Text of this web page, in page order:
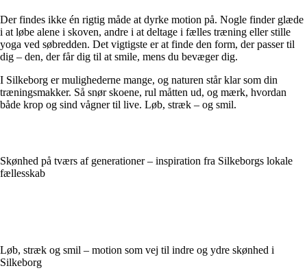
Der findes ikke én rigtig måde at dyrke motion på. Nogle finder glæde
i at løbe alene i skoven, andre i at deltage i fælles træning eller stille
yoga ved søbredden. Det vigtigste er at finde den form, der passer til
dig – den, der får dig til at smile, mens du bevæger dig.
I Silkeborg er mulighederne mange, og naturen står klar som din
træningsmakker. Så snør skoene, rul måtten ud, og mærk, hvordan
både krop og sind vågner til live. Løb, stræk – og smil.
Skønhed på tværs af generationer – inspiration fra Silkeborgs lokale
fællesskab
Løb, stræk og smil – motion som vej til indre og ydre skønhed i
Silkeborg